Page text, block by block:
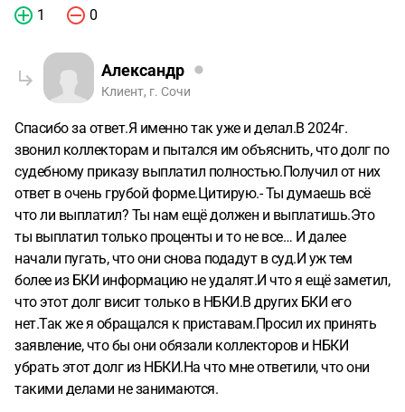
1 0
Александр
Клиент, г. Сочи
Спасибо за ответ.Я именно так уже и делал.В 2024г.
звонил коллекторам и пытался им объяснить, что долг по
судебному приказу выплатил полностью.Получил от них
ответ в очень грубой форме.Цитирую.- Ты думаешь всё
что ли выплатил? Ты нам ещё должен и выплатишь.Это
ты выплатил только проценты и то не все… И далее
начали пугать, что они снова подадут в суд.И уж тем
более из БКИ информацию не удалят.И что я ещё заметил,
что этот долг висит только в НБКИ.В других БКИ его
нет.Так же я обращался к приставам.Просил их принять
заявление, что бы они обязали коллекторов и НБКИ
убрать этот долг из НБКИ.На что мне ответили, что они
такими делами не занимаются.